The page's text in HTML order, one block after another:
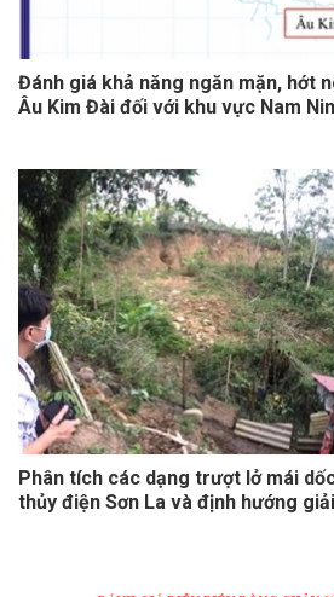
Đánh giá khả năng ngăn mặn, hớt
Âu Kim Đài đối với khu vực Nam
Phân tích các dạng trượt lở mái
thủy điện Sơn La và định hướng